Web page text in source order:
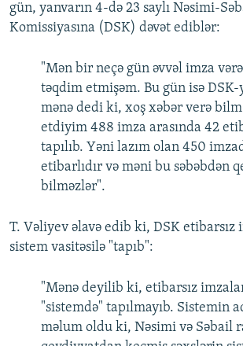
gün, yanvarın 4-də 23 saylı Nəsimi-
Komissiyasına (DSK) dəvət ediblər:
"Mən bir neçə gün əvvəl imza
təqdim etmişəm. Bu gün isə DSK-
mənə dedi ki, xoş xəbər verə
etdiyim 488 imza arasında 42
tapılıb. Yəni lazım olan 450
etibarlıdır və məni bu səbəbdən
bilməzlər".
T. Vəliyev əlavə edib ki, DSK etibarsız
sistem vasitəsilə "tapıb":
"Mənə deyilib ki, etibarsız
"sistemdə" tapılmayıb. Sistemin
məlum oldu ki, Nəsimi və Səbail